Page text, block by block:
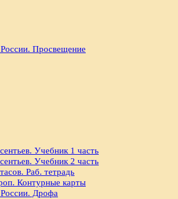
Просвещение
Учебник 1 часть
Учебник 2 часть
Раб. тетрадь
Контурные карты
Дрофа